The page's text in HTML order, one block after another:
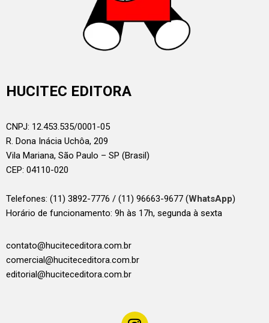
HUCITEC EDITORA
CNPJ: 12.453.535/0001-05
R. Dona Inácia Uchôa, 209
Vila Mariana, São Paulo – SP (Brasil)
CEP: 04110-020
Telefones: (11) 3892-7776 / (11) 96663-9677 (WhatsApp)
Horário de funcionamento: 9h às 17h, segunda à sexta
contato@huciteceditora.com.br
comercial@huciteceditora.com.br
editorial@huciteceditora.com.br